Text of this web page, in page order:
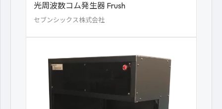
光周波数コム発生器 Frush
セブンシックス株式会社